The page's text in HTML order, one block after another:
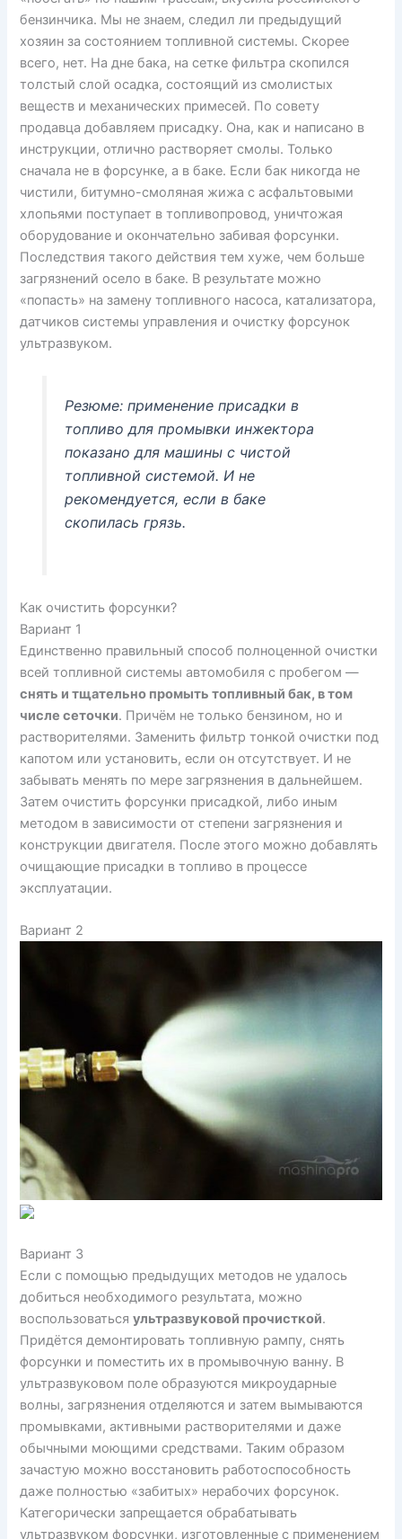
бензинчика. Мы не знаем, следил ли предыдущий
хозяин за состоянием топливной системы. Скорее
всего, нет. На дне бака, на сетке фильтра скопился
толстый слой осадка, состоящий из смолистых
веществ и механических примесей. По совету
продавца добавляем присадку. Она, как и написано в
инструкции, отлично растворяет смолы. Только
сначала не в форсунке, а в баке. Если бак никогда не
чистили, битумно-смоляная жижа с асфальтовыми
хлопьями поступает в топливопровод, уничтожая
оборудование и окончательно забивая форсунки.
Последствия такого действия тем хуже, чем больше
загрязнений осело в баке. В результате можно
«попасть» на замену топливного насоса, катализатора,
датчиков системы управления и очистку форсунок
ультразвуком.
Резюме: применение присадки в
топливо для промывки инжектора
показано для машины с чистой
топливной системой. И не
рекомендуется, если в баке
скопилась грязь.
Как очистить форсунки?
Вариант 1
Единственно правильный способ полноценной очистки
всей топливной системы автомобиля с пробегом —
снять и тщательно промыть топливный бак, в том
числе сеточки. Причём не только бензином, но и
растворителями. Заменить фильтр тонкой очистки под
капотом или установить, если он отсутствует. И не
забывать менять по мере загрязнения в дальнейшем.
Затем очистить форсунки присадкой, либо иным
методом в зависимости от степени загрязнения и
конструкции двигателя. После этого можно добавлять
очищающие присадки в топливо в процессе
эксплуатации.
Вариант 2
Вариант 3
Если с помощью предыдущих методов не удалось
добиться необходимого результата, можно
воспользоватьсяультразвуковой прочисткой.
Придётся демонтировать топливную рампу, снять
форсунки и поместить их в промывочную ванну. В
ультразвуковом поле образуются микроударные
волны, загрязнения отделяются и затем вымываются
промывками, активными растворителями и даже
обычными моющими средствами. Таким образом
зачастую можно восстановить работоспособность
даже полностью «забитых» нерабочих форсунок.
Категорически запрещается обрабатывать
ультразвуком форсунки, изготовленные с применением